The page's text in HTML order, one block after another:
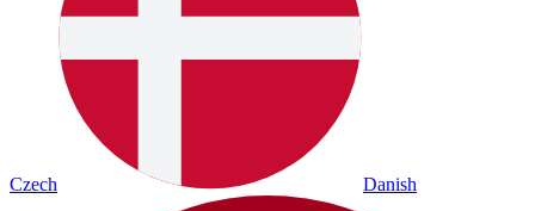
Czech Danish